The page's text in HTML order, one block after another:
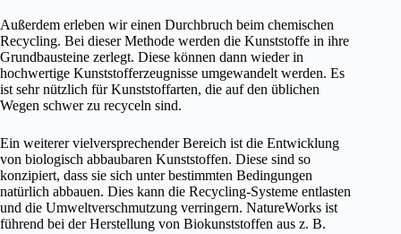
Außerdem erleben wir einen Durchbruch beim chemischen
Recycling. Bei dieser Methode werden die Kunststoffe in ihre
Grundbausteine zerlegt. Diese können dann wieder in
hochwertige Kunststofferzeugnisse umgewandelt werden. Es
ist sehr nützlich für Kunststoffarten, die auf den üblichen
Wegen schwer zu recyceln sind.
Ein weiterer vielversprechender Bereich ist die Entwicklung
von biologisch abbaubaren Kunststoffen. Diese sind so
konzipiert, dass sie sich unter bestimmten Bedingungen
natürlich abbauen. Dies kann die Recycling-Systeme entlasten
und die Umweltverschmutzung verringern. NatureWorks ist
führend bei der Herstellung von Biokunststoffen aus z. B.